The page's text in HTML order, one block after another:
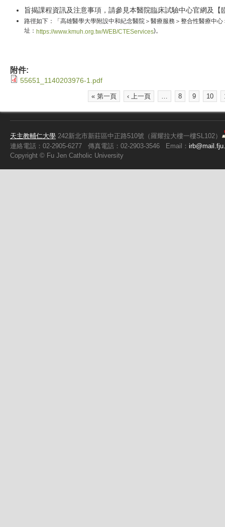
旨揭課程資訊及注意事項，請參見本醫院臨床試驗中心官網及【
路徑如下：「高雄醫學大學附設中和紀念醫院＞醫療服務＞整合性醫療中
址： https://www.kmuh.org.tw/WEB/CTEServices)。
附件:
55651_1140203976-1.pdf
« 第一頁 ‹ 上一頁 … 8 9 10
天主教輔仁大學 242新北市新莊區中正路510號（羅耀拉大樓一樓SL102）
連絡電話：02-2905-6277
傳真電話：02-2903-3546 Email：
Copyright © Fu Jen Catholic University